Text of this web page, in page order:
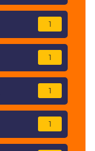
1
1
1
1